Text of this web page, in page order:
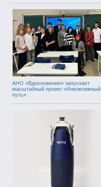
АНО «Вдохновение» запускает
масштабный проект «Инклюзивный
путь»